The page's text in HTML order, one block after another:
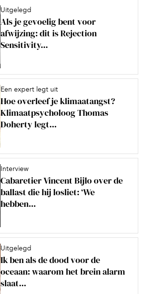
Uitgelegd
Als je gevoelig bent voor
afwijzing: dit is Rejection
Sensitivity...
Een expert legt uit
Hoe overleef je klimaatangst?
Klimaatpsycholoog Thomas
Doherty legt...
Interview
Cabaretier Vincent Bijlo over de
ballast die hij losliet: ‘We
hebben...
Uitgelegd
Ik ben als de dood voor de
oceaan: waarom het brein alarm
slaat...